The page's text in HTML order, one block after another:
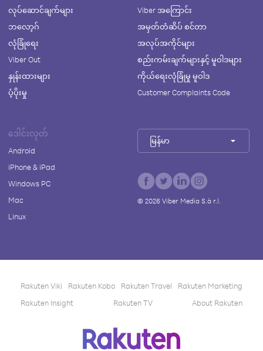
လုပ်ဆောင်ချက်များ
ဘလော့ဂ်
လုံခြုံရေး
Viber Out
နှုန်းထားများ
ပံ့ပိုးမှု
Viber အကြောင်း
အမှတ်တံဆိပ် စင်တာ
အလုပ်အကိုင်များ
စည်းကမ်းချက်များနှင့် မူဝါဒများ
ကိုယ်ရေးလုံခြုံမှု မူဝါဒ
Customer Complaints Code
ဒေါင်းလုတ်
Android
iPhone & iPad
Windows PC
Mac
Linux
မြန်မာ
© 2026Viber Media S.à r.l.
Rakuten Viki Rakuten Kobo Rakuten Travel
Rakuten Marketing
Rakuten Insight
Rakuten TV About Rakuten